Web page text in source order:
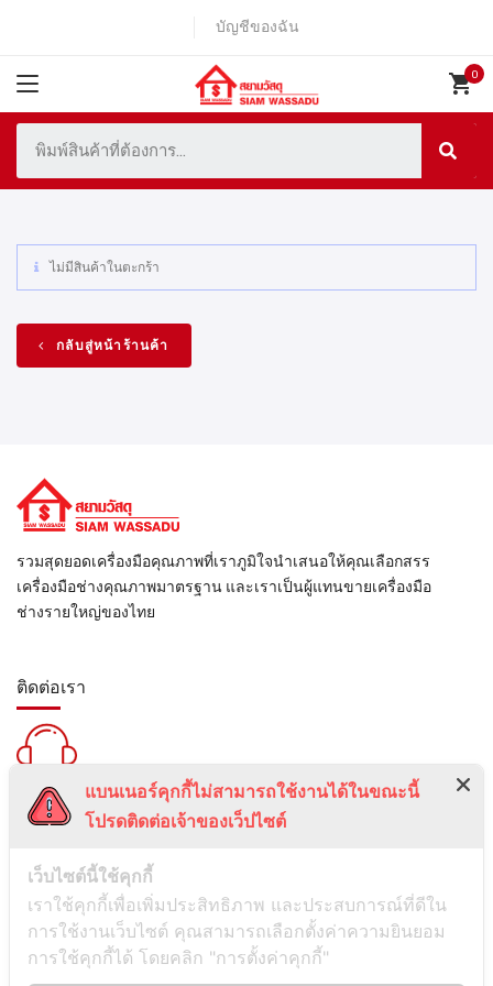
บัญชีของฉัน
ไม่มีสินค้าในตะกร้า
กลับสู่หน้าร้านค้า
รวมสุดยอดเครื่องมือคุณภาพที่เราภูมิใจนำเสนอให้คุณเลือกสรร
เครื่องมือช่างคุณภาพมาตรฐาน และเราเป็นผู้แทนขายเครื่องมือ
ช่างรายใหญ่ของไทย
ติดต่อเรา
สายด่วน :
099-5095739
เลขที่ 1 ซอยลาดพร้าว 24 แขวงจอมพล เขตจตุจักร กรุงเทพมหานคร
10900
ช่องทางการติดต่อ
แบนเนอร์คุกกี้ไม่สามารถใช้งานได้ในขณะนี้
โปรดติดต่อเจ้าของเว็ปไซต์
เว็บไซต์นี้ใช้คุกกี้
เราใช้คุกกี้เพื่อเพิ่มประสิทธิภาพ และประสบการณ์ที่ดีใน
การใช้งานเว็บไซต์ คุณสามารถเลือกตั้งค่าความยินยอม
การใช้คุกกี้ได้ โดยคลิก "การตั้งค่าคุกกี้"